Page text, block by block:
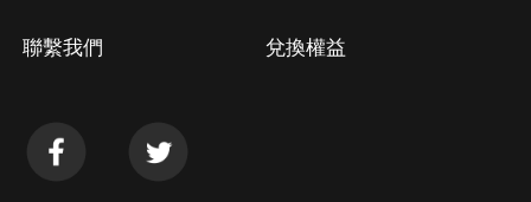
聯繫我們 兌換權益